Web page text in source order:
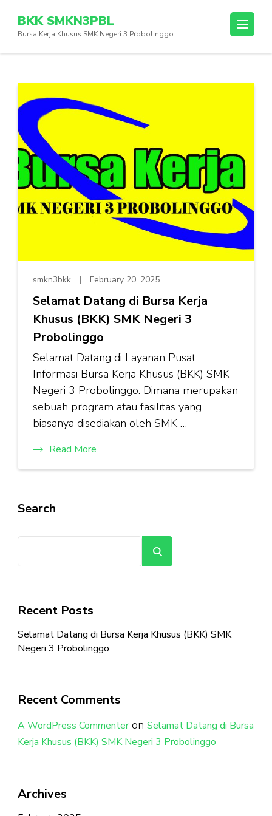
content
(Press
BKK SMKN3PBL
Bursa Kerja Khusus SMK Negeri 3 Probolinggo
smkn3bkk February 20, 2025
Selamat Datang di Bursa Kerja
Khusus (BKK) SMK Negeri 3
Probolinggo
Selamat Datang di Layanan Pusat
Informasi Bursa Kerja Khusus (BKK) SMK
Negeri 3 Probolinggo. Dimana merupakan
sebuah program atau fasilitas yang
biasanya disediakan oleh SMK …
Read More
Search
Recent Posts
Selamat Datang di Bursa Kerja Khusus (BKK) SMK
Negeri 3 Probolinggo
Recent Comments
A WordPress Commenteron Selamat Datang di Bursa
Kerja Khusus (BKK) SMK Negeri 3 Probolinggo
Archives